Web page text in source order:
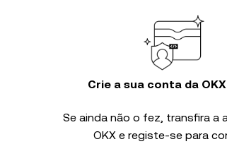
Crie a sua conta da
Se ainda não o fez, transfira a
OKX e registe-se para